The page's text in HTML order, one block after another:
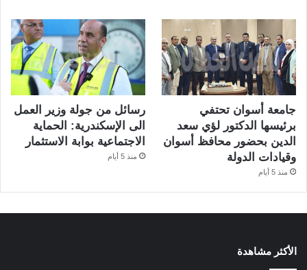
جامعة أسوان تحتفي
برئيسها الدكتور لؤي سعد
الدين بحضور محافظ أسوان
وقيادات الدولة
منذ 5 أيام
رسائل من جولة وزير العمل
الى الإسكندرية: الحماية
الاجتماعية بوابة الاستثمار
منذ 5 أيام
الأكثر مشاهدة